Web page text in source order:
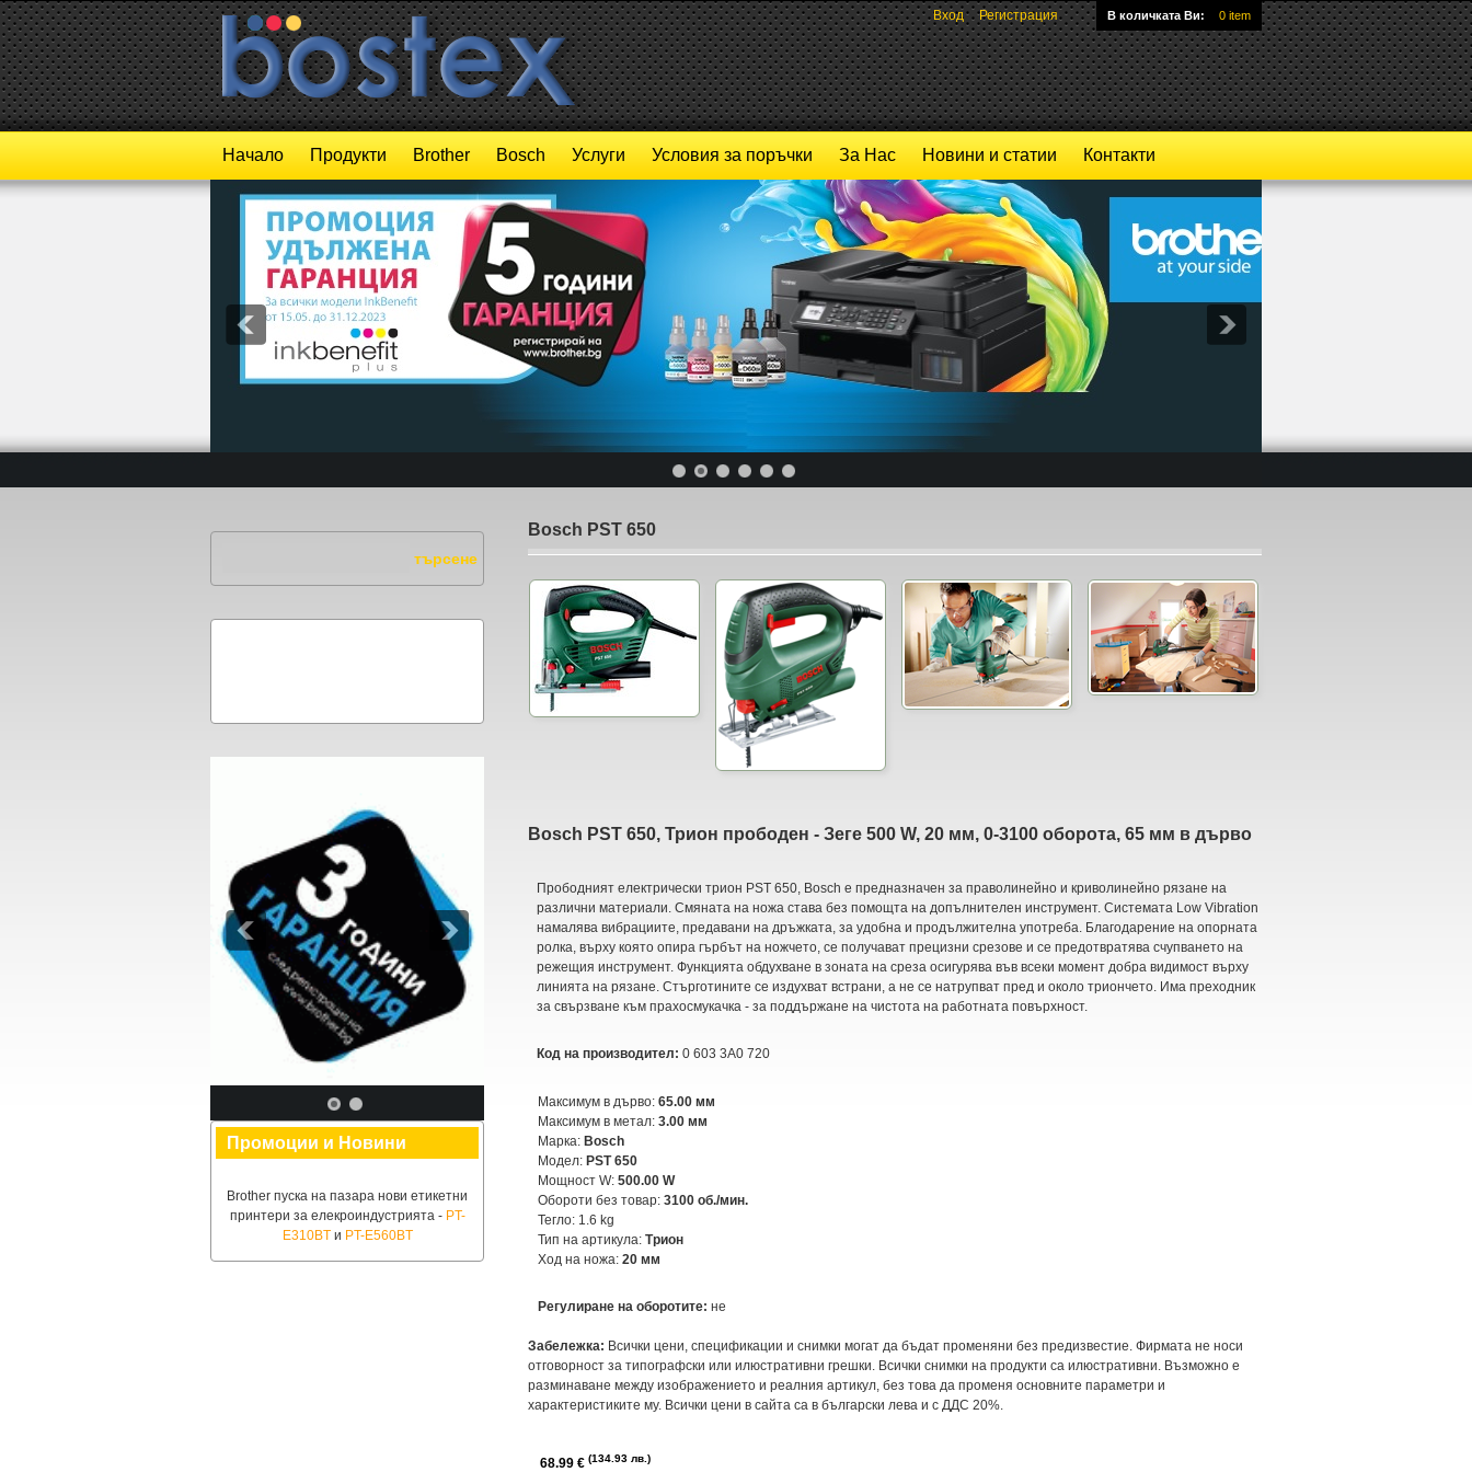
Вход Регистрация В количката Ви: 0 item
Начало Продукти Brother Bosch Услуги Условия за поръчки За Нас Новини и статии Контакти
Промоции и Новини
Brother пуска на пазара нови етикетни
принтери за елекроиндустрията - PT-
E310BT и PT-E560BT
Bosch PST 650
Bosch PST 650, Трион прободен - Зеге 500 W, 20 мм, 0-3100 оборота, 65 мм в дърво
Прободният електрически трион PST 650, Bosch е предназначен за праволинейно и криволинейно рязане на
различни материали. Смяната на ножа става без помощта на допълнителен инструмент. Системата Low Vibration
намалява вибрациите, предавани на дръжката, за удобна и продължителна употреба. Благодарение на опорната
ролка, върху която опира гърбът на ножчето, се получават прецизни срезове и се предотвратява счупването на
режещия инструмент. Функцията обдухване в зоната на среза осигурява във всеки момент добра видимост върху
линията на рязане. Стърготините се издухват встрани, а не се натрупват пред и около триончето. Има преходник
за свързване към прахосмукачка - за поддържане на чистота на работната повърхност.
Код на производител: 0 603 3A0 720
Максимум в дърво: 65.00 мм
Максимум в метал: 3.00 мм
Марка: Bosch
Модел: PST 650
Мощност W: 500.00 W
Обороти без товар: 3100 об./мин.
Тегло: 1.6 kg
Тип на артикула: Трион
Ход на ножа: 20 мм
Регулиране на оборотите: не
Забележка: Всички цени, спецификации и снимки могат да бъдат променяни без предизвестие. Фирмата не носи
отговорност за типографски или илюстративни грешки. Всички снимки на продукти са илюстративни. Възможно е
разминаване между изображението и реалния артикул, без това да променя основните параметри и
характеристиките му. Всички цени в сайта са в български лева и с ДДС 20%.
68.99 € 134.93 лв.